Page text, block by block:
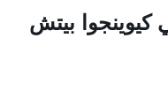
كيوينجوا بيتش